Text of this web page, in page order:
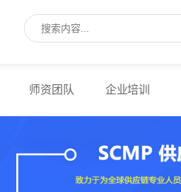
师资团队 企业培训